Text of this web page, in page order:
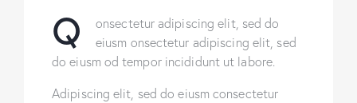
Q
onsectetur adipiscing elit, sed do
eiusm onsectetur adipiscing elit, sed
do eiusm od tempor incididunt ut labore.
Adipiscing elit, sed do eiusm consectetur